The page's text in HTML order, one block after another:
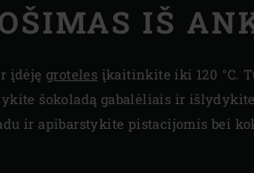
IŠ
įdėję groteles įkaitinkite iki 120 °C.
šokoladą gabalėliais ir
ir apibarstykite pistacijomis bei